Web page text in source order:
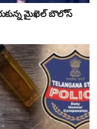
మైఖెల్‌ బౌలోస్‌